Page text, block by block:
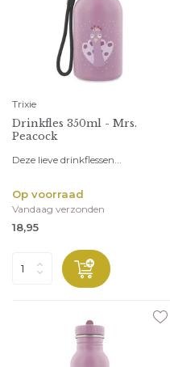
Trixie
Drinkfles 350ml - Mrs.
Peacock
Deze lieve drinkflessen...
Op voorraad
Vandaag verzonden
18,95